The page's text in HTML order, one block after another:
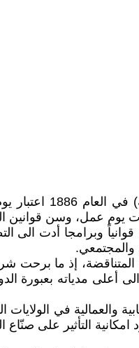
مئة وثلاثون
وبرامجا أدت
والمجتمعي.
إذ ما برحت
مدياته بعبورة
والعمالية في
امكانية التأثير على